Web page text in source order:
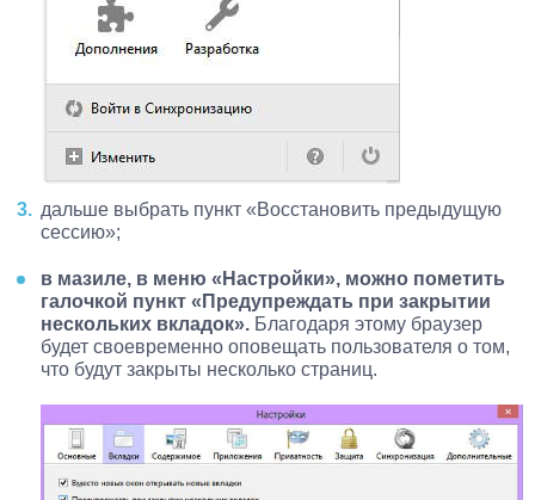
дальше выбрать пункт «Восстановить предыдущую
сессию»;
в мазиле, в меню «Настройки», можно пометить
галочкой пункт «Предупреждать при закрытии
нескольких вкладок». Благодаря этому браузер
будет своевременно оповещать пользователя о том,
что будут закрыты несколько страниц.